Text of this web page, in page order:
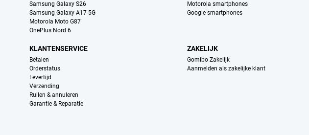
Samsung Galaxy S26
Samsung Galaxy A17 5G
Motorola Moto G87
OnePlus Nord 6
Motorola smartphones
Google smartphones
KLANTENSERVICE
Betalen
Orderstatus
Levertijd
Verzending
Ruilen & annuleren
Garantie & Reparatie
ZAKELIJK
Gomibo Zakelijk
Aanmelden als zakelijke klant